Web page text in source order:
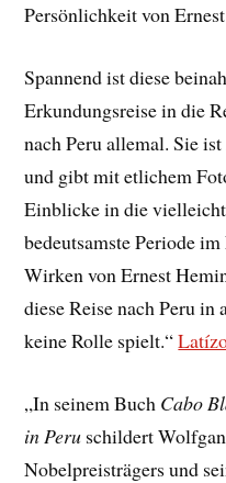
Persönlichkeit von
Spannend ist diese
Erkundungsreise in die
nach Peru allemal. Sie
und gibt mit etlichem
Einblicke in die
bedeutsamste Periode
Wirken von Ernest
diese Reise nach Peru
keine Rolle spielt.“
„In seinem Buch Cabo
in Peru schildert
Nobelpreisträgers und